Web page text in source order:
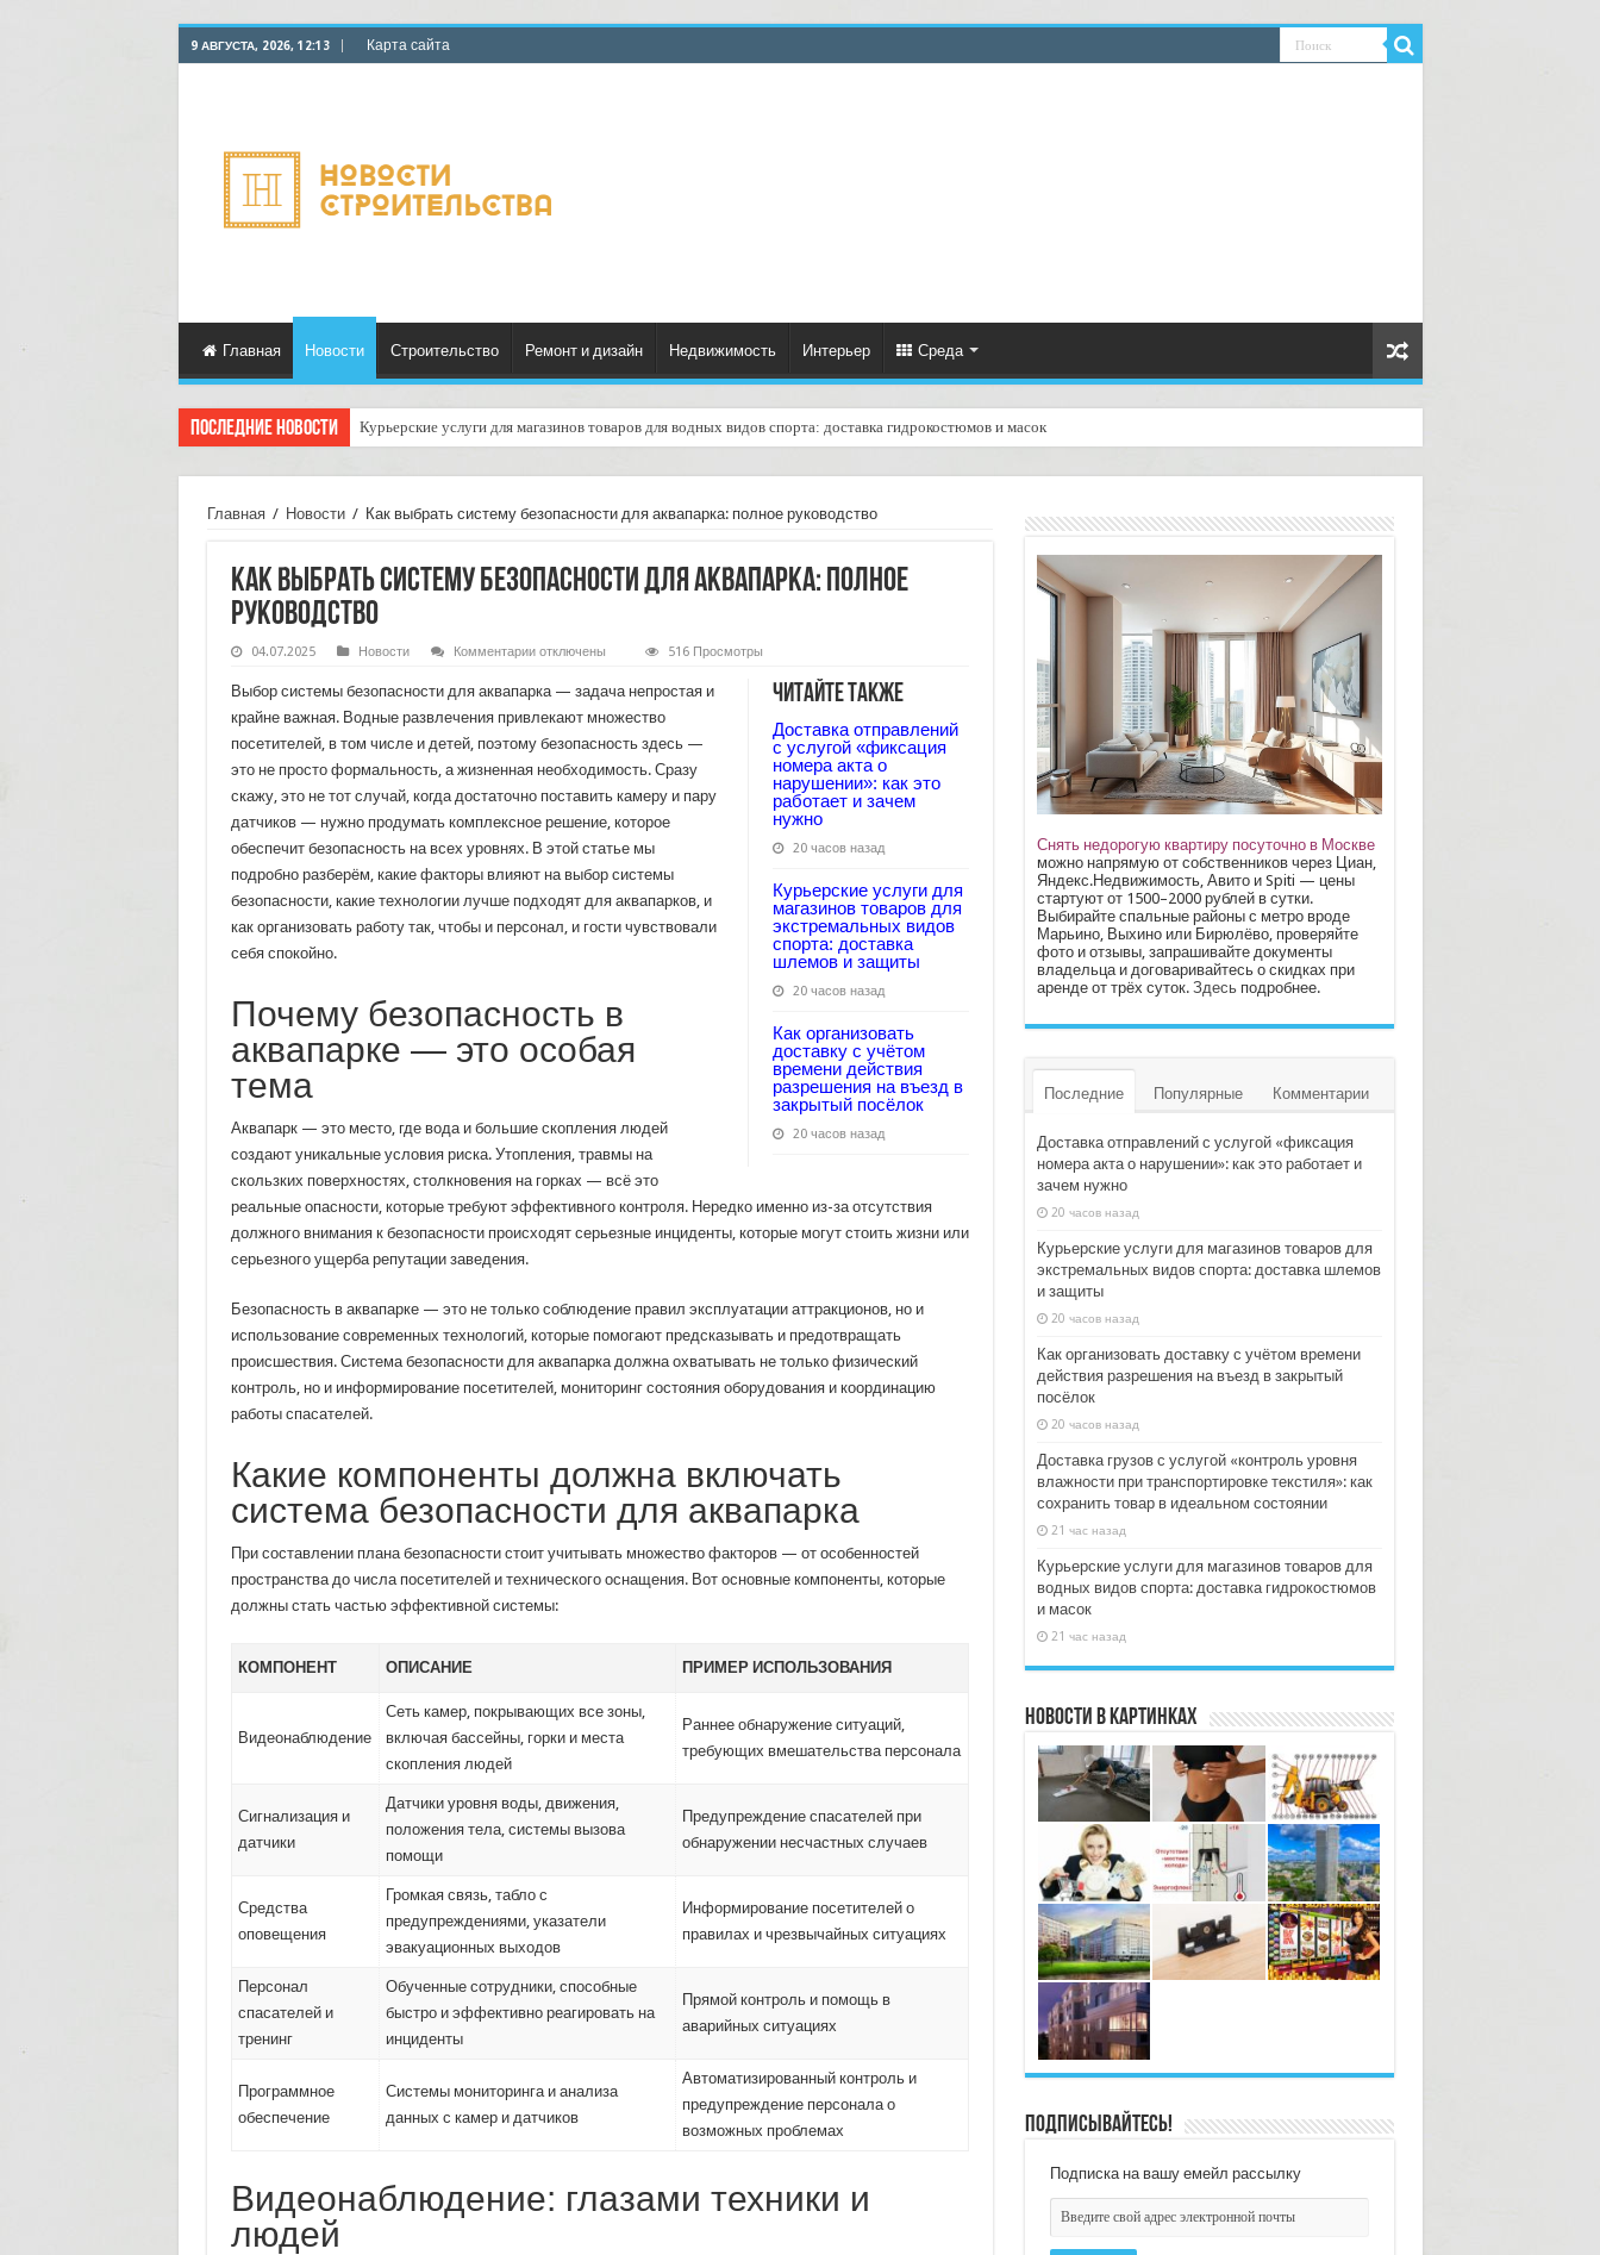
9 АВГУСТА, 2026, 12:13 Карта сайта
Главная Новости Строительство Ремонт и дизайн Недвижимость Интерьер Среда
Последние новости Курьерские услуги для магазинов товаров для водных видов спорта: доставка гидрокостюмов и масок
Как настроить автоматическое формирование рейтинга курьеров по качеству доставок: практическое руководство
Главная / Новости / Как выбрать систему безопасности для аквапарка: полное руководство
Как выбрать систему безопасности для аквапарка: полное
руководство
04.07.2025 Новости Комментариик
выбрать
систему
безопасности
для
полное
руководство
отключены 516 Просмотры
Читайте также
Доставка отправлений
с услугой «фиксация
номера акта о
нарушении»: как это
работает и зачем
нужно
20 часов назад
Курьерские услуги для
магазинов товаров для
экстремальных видов
спорта: доставка
шлемов и защиты
20 часов назад
Как организовать
доставку с учётом
времени действия
разрешения на въезд в
закрытый посёлок
20 часов назад
Выбор системы безопасности для аквапарка — задача непростая и
крайне важная. Водные развлечения привлекают множество
посетителей, в том числе и детей, поэтому безопасность здесь —
это не просто формальность, а жизненная необходимость. Сразу
скажу, это не тот случай, когда достаточно поставить камеру и пару
датчиков — нужно продумать комплексное решение, которое
обеспечит безопасность на всех уровнях. В этой статье мы
подробно разберём, какие факторы влияют на выбор системы
безопасности, какие технологии лучше подходят для аквапарков, и
как организовать работу так, чтобы и персонал, и гости чувствовали
себя спокойно.
Почему безопасность в
аквапарке — это особая
тема
Аквапарк — это место, где вода и большие скопления людей
создают уникальные условия риска. Утопления, травмы на
скользких поверхностях, столкновения на горках — всё это
реальные опасности, которые требуют эффективного контроля. Нередко именно из-за отсутствия
должного внимания к безопасности происходят серьезные инциденты, которые могут стоить жизни или
серьезного ущерба репутации заведения.
Безопасность в аквапарке — это не только соблюдение правил эксплуатации аттракционов, но и
использование современных технологий, которые помогают предсказывать и предотвращать
происшествия. Система безопасности для аквапарка должна охватывать не только физический
контроль, но и информирование посетителей, мониторинг состояния оборудования и координацию
работы спасателей.
Какие компоненты должна включать
система безопасности для аквапарка
При составлении плана безопасности стоит учитывать множество факторов — от особенностей
пространства до числа посетителей и технического оснащения. Вот основные компоненты, которые
должны стать частью эффективной системы:
КОМПОНЕНТ ОПИСАНИЕ ПРИМЕР ИСПОЛЬЗОВАНИЯ
Видеонаблюдение
Сеть камер, покрывающих все зоны,
включая бассейны, горки и места
скопления людей
Раннее обнаружение ситуаций,
требующих вмешательства персонала
Сигнализация и
датчики
Датчики уровня воды, движения,
положения тела, системы вызова
помощи
Предупреждение спасателей при
обнаружении несчастных случаев
Средства
оповещения
Громкая связь, табло с
предупреждениями, указатели
эвакуационных выходов
Информирование посетителей о
правилах и чрезвычайных ситуациях
Персонал
спасателей и
тренинг
Обученные сотрудники, способные
быстро и эффективно реагировать на
инциденты
Прямой контроль и помощь в
аварийных ситуациях
Программное
обеспечение
Системы мониторинга и анализа
данных с камер и датчиков
Автоматизированный контроль и
предупреждение персонала о
возможных проблемах
Видеонаблюдение: глазами техники и
людей
Снять недорогую квартиру посуточно в Москве
можно напрямую от собственников через Циан,
Яндекс.Недвижимость, Авито и Spiti — цены
стартуют от 1500–2000 рублей в сутки.
Выбирайте спальные районы с метро вроде
Марьино, Выхино или Бирюлёво, проверяйте
фото и отзывы, запрашивайте документы
владельца и договаривайтесь о скидках при
аренде от трёх суток. Здесьподробнее.
Последние Популярные Комментарии
Доставка отправлений с услугой «фиксация
номера акта о нарушении»: как это работает и
зачем нужно
20 часов назад
Курьерские услуги для магазинов товаров для
экстремальных видов спорта: доставка шлемов
и защиты
20 часов назад
Как организовать доставку с учётом времени
действия разрешения на въезд в закрытый
посёлок
20 часов назад
Доставка грузов с услугой «контроль уровня
влажности при транспортировке текстиля»: как
сохранить товар в идеальном состоянии
21 час назад
Курьерские услуги для магазинов товаров для
водных видов спорта: доставка гидрокостюмов
и масок
21 час назад
Новости в картинках
Подписывайтесь!
Подписка на вашу емейл рассылку